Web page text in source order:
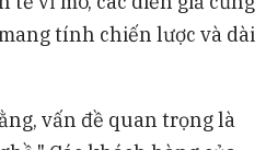
tính chiến lược và dài
vấn đề quan trọng là